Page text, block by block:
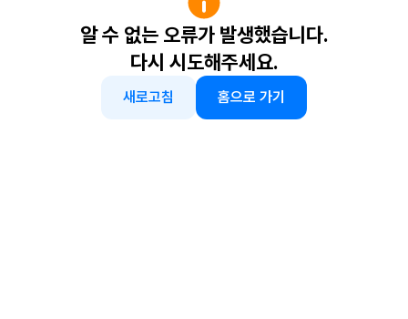
알 수 없는 오류가 발생했습니다.
다시 시도해주세요.
새로고침 홈으로 가기